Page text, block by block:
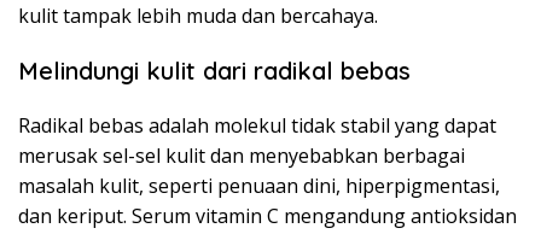
kulit tampak lebih muda dan bercahaya.
Melindungi kulit dari radikal bebas
Radikal bebas adalah molekul tidak stabil yang dapat
merusak sel-sel kulit dan menyebabkan berbagai
masalah kulit, seperti penuaan dini, hiperpigmentasi,
dan keriput. Serum vitamin C mengandung antioksidan